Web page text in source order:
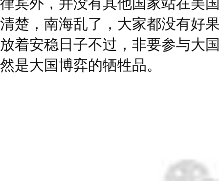
清楚，南海乱了，大家都没有好
放着安稳日子不过，非要参与大
然是大国博弈的牺牲品。